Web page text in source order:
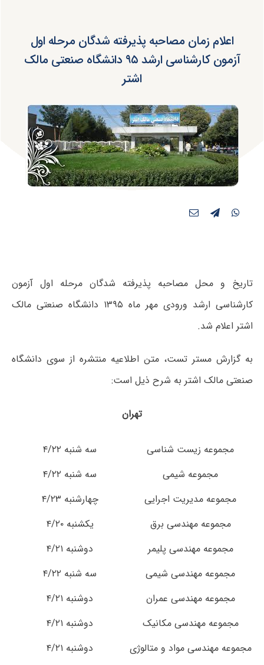
اعلام زمان مصاحبه پذیرفته شدگان مرحله اول
آزمون کارشناسی ارشد ۹۵ دانشگاه صنعتی مالک
اشتر
تاریخ و محل مصاحبه پذیرفته شدگان مرحله اول آزمون
کارشناسی ارشد ورودی مهر ماه ۱۳۹۵ دانشگاه صنعتی مالک
اشتر اعلام شد.
به گزارش مستر تست، متن اطلاعیه منتشره از سوی دانشگاه
صنعتی مالک اشتر به شرح ذیل است:
تهران
مجموعه زیست شناسی
سه شنبه ۴/۲۲
مجموعه شیمی
سه شنبه ۴/۲۲
مجموعه مدیریت اجرایی
چهارشنبه ۴/۲۳
مجموعه مهندسی برق
یکشنبه ۴/۲۰
مجموعه مهندسی پلیمر
دوشنبه ۴/۲۱
مجموعه مهندسی شیمی
سه شنبه ۴/۲۲
مجموعه مهندسی عمران
دوشنبه ۴/۲۱
مجموعه مهندسی مکانیک
دوشنبه ۴/۲۱
مجموعه مهندسی مواد و متالوژی
دوشنبه ۴/۲۱